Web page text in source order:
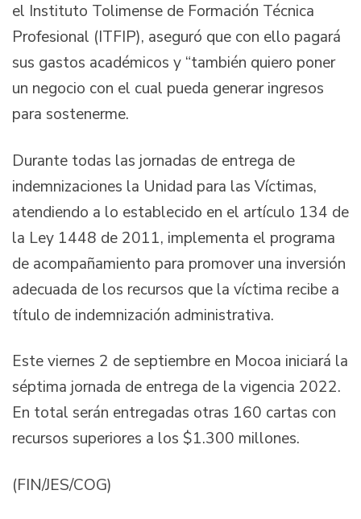
el Instituto Tolimense de Formación Técnica
Profesional (ITFIP), aseguró que con ello pagará
sus gastos académicos y “también quiero poner
un negocio con el cual pueda generar ingresos
para sostenerme.
Durante todas las jornadas de entrega de
indemnizaciones la Unidad para las Víctimas,
atendiendo a lo establecido en el artículo 134 de
la Ley 1448 de 2011, implementa el programa
de acompañamiento para promover una inversión
adecuada de los recursos que la víctima recibe a
título de indemnización administrativa.
Este viernes 2 de septiembre en Mocoa iniciará la
séptima jornada de entrega de la vigencia 2022.
En total serán entregadas otras 160 cartas con
recursos superiores a los $1.300 millones.
(FIN/JES/COG)